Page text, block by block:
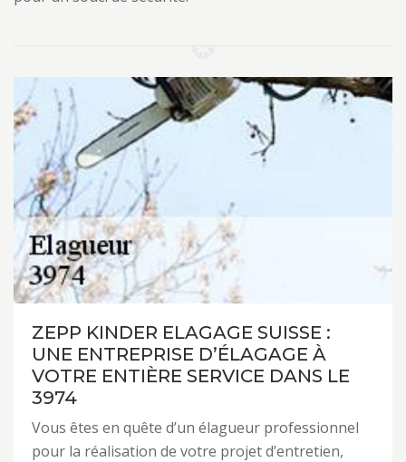
ZEPP KINDER ELAGAGE SUISSE :
UNE ENTREPRISE D’ÉLAGAGE À
VOTRE ENTIÈRE SERVICE DANS LE
3974
Vous êtes en quête d’un élagueur professionnel
pour la réalisation de votre projet d’entretien,